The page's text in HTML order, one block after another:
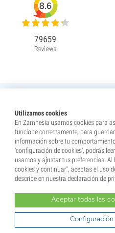
Utilizamos cookies
En Zamnesia usamos cookies para
funcione correctamente, para
información sobre tu
'configuración de cookies', podrás
usamos y ajustar tus preferencias.
cookies y continuar", aceptas el uso
describe en nuestra declaración de
Aceptar todas las
8.6
79659
Reviews
* Nuestras semillas se venden como suvenires.
tu lugar de residencia y que conoces las normativas
Zamnesia si actúas